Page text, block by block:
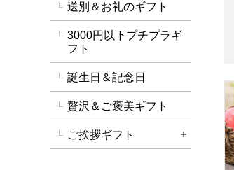
送別＆お礼のギフト
3000円以下プチプラギ
フト
誕生日＆記念日
贅沢＆ご褒美ギフト
ご挨拶ギフト 詳細を開